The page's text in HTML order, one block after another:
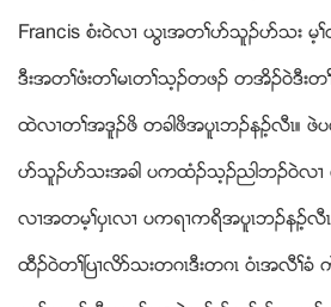
Francis စံး၀ဲလ႕ ဎြၚအတႈပဏသူဥပဏသး
ဒီးအတႈဖံးတႈမၚတႈသ့ဥတဖဥ တအိဥ၀ဲဒီ
ထဲလ႕တႈအဒူဥဖိ တခါဖိအပူၚဘဥနဥ့လီၚ။ ဖဲ
ပဏသူဥပဏသးအခါ ပကထံဥသ့ဥညါဘဥ၀ဲလ႕ ပ
လ႕အတမ့ႈပွၚလ႕ ပကရ႕ကရိအပူၚဘဥနဥ့လီ
ထီဥ၀ဲတႈၿပ႕လိဏသးတဂၚဒီးတဂၚ ၀ံၚအလီႈခံ